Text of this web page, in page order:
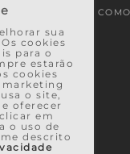
sua
cookies
para o
estarão
cookies
o site,
oferecer
em
o uso de
descrito